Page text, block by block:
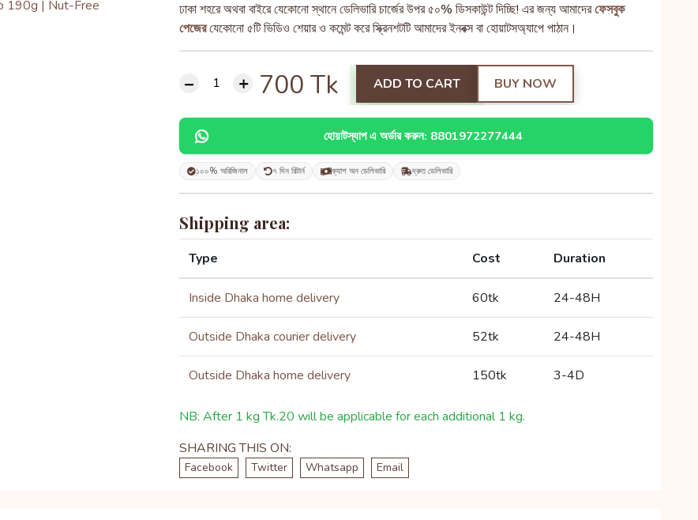
ঢাকা শহরে অথবা বাইরে যেকোনো স্থানে ডেলিভারি চার্জের উপর ৫০% ডিসকাউন্ট দিচ্ছি! এর জন্য আমাদেরফেসবুক
পেজেরযেকোনো ৫টি ভিডিও শেয়ার ও কমেন্ট করে স্ক্রিনশটটি আমাদের ইনবক্স বা হোয়াটসঅ্যাপে পাঠান।
700 Tk ADD TO CART BUY NOW
হোয়াটস্যাপ এ অর্ডার করুন: 8801972277444
১০০% অরিজিনাল ৭ দিন রিটার্ন ক্যাশ অন ডেলিভারি দ্রুত ডেলিভারি
Shipping area:
Type Cost Duration
Inside Dhaka home delivery 60tk 24-48H
Outside Dhaka courier delivery 52tk 24-48H
Outside Dhaka home delivery 150tk 3-4D
NB: After 1 kg Tk.20 will be applicable for each additional 1 kg.
SHARING THIS ON:
Facebook Twitter Whatsapp Email